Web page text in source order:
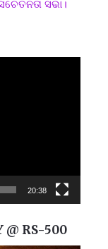
ସଭା।
20:38
@ RS-500